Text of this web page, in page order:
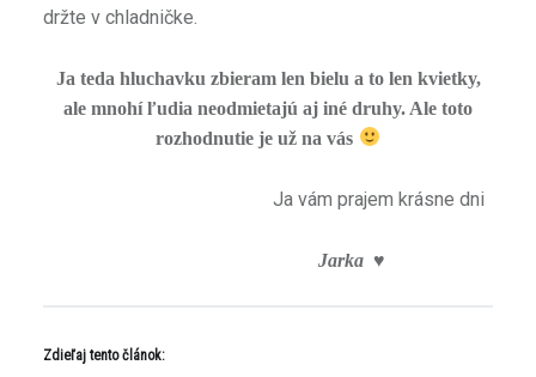
držte v chladničke.
Ja teda hluchavku zbieram len bielu a to len kvietky,
ale mnohí ľudia neodmietajú aj iné druhy. Ale toto
rozhodnutie je už na vás
Ja vám prajem krásne dni
Jarka ♥
Zdieľaj tento článok: